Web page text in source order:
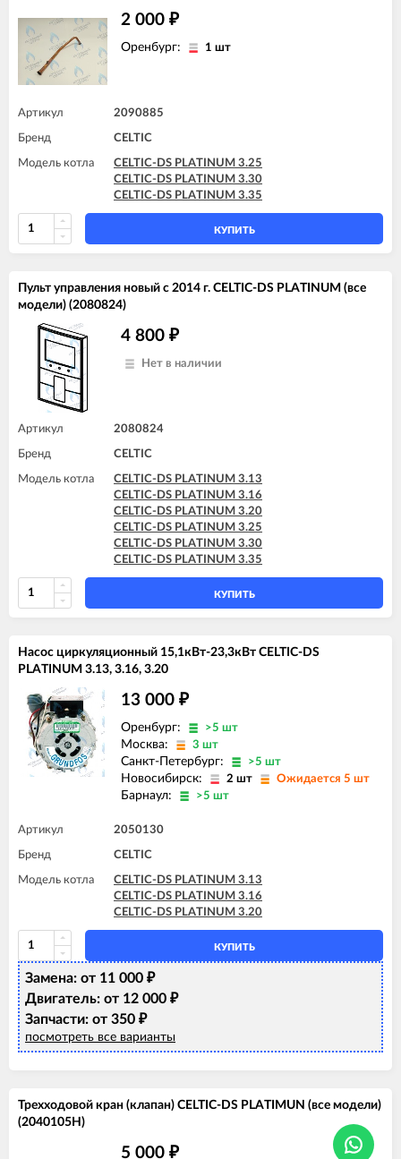
2 000 ₽
Оренбург: 1 шт
Артикул 2090885
Бренд CELTIC
Модель котла
CELTIC-DS PLATINUM 3.25
CELTIC-DS PLATINUM 3.30
CELTIC-DS PLATINUM 3.35
КУПИТЬ
Пульт управления новый с 2014 г. CELTIC-DS PLATINUM (все
модели) (2080824)
4 800 ₽
Нет в наличии
Артикул 2080824
Бренд CELTIC
Модель котла
CELTIC-DS PLATINUM 3.13
CELTIC-DS PLATINUM 3.16
CELTIC-DS PLATINUM 3.20
CELTIC-DS PLATINUM 3.25
CELTIC-DS PLATINUM 3.30
CELTIC-DS PLATINUM 3.35
КУПИТЬ
Насос циркуляционный 15,1кВт-23,3кВт CELTIC-DS
PLATINUM 3.13, 3.16, 3.20
13 000 ₽
Оренбург: >5 шт
Москва: 3 шт
Санкт-Петербург: >5 шт
Новосибирск: 2 шт Ожидается 5 шт
Барнаул: >5 шт
Артикул 2050130
Бренд CELTIC
Модель котла
CELTIC-DS PLATINUM 3.13
CELTIC-DS PLATINUM 3.16
CELTIC-DS PLATINUM 3.20
КУПИТЬ
Замена: от 11 000 ₽
Двигатель: от 12 000 ₽
Запчасти: от 350 ₽
посмотреть все варианты
Трехходовой кран (клапан) CELTIC-DS PLATIMUN (все модели)
(2040105H)
5 000 ₽